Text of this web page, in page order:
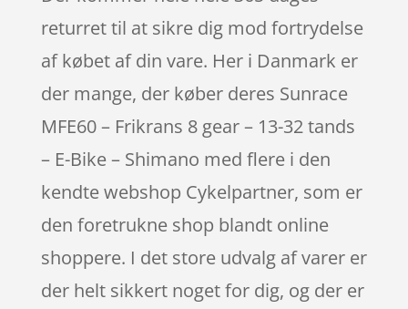
returret til at sikre dig mod fortrydelse
af købet af din vare. Her i Danmark er
der mange, der køber deres Sunrace
MFE60 – Frikrans 8 gear – 13-32 tands
– E-Bike – Shimano med flere i den
kendte webshop Cykelpartner, som er
den foretrukne shop blandt online
shoppere. I det store udvalg af varer er
der helt sikkert noget for dig, og der er